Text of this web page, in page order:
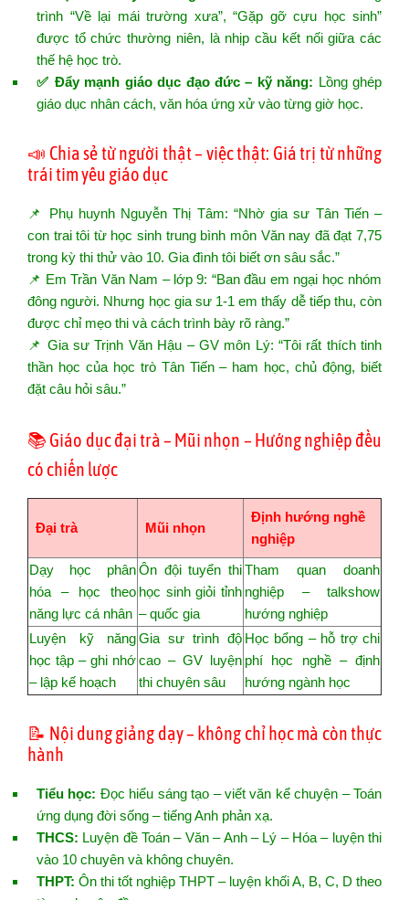
trình “Về lại mái trường xưa”, “Gặp gỡ cựu học sinh”
được tổ chức thường niên, là nhịp cầu kết nối giữa các
thế hệ học trò.
✅ Đẩy mạnh giáo dục đạo đức – kỹ năng: Lồng ghép
giáo dục nhân cách, văn hóa ứng xử vào từng giờ học.
📣 Chia sẻ từ người thật – việc thật: Giá trị từ những
trái tim yêu giáo dục
📌 Phụ huynh Nguyễn Thị Tâm: “Nhờ gia sư Tân Tiến –
con trai tôi từ học sinh trung bình môn Văn nay đã đạt 7,75
trong kỳ thi thử vào 10. Gia đình tôi biết ơn sâu sắc.”
📌 Em Trần Văn Nam – lớp 9: “Ban đầu em ngại học nhóm
đông người. Nhưng học gia sư 1-1 em thấy dễ tiếp thu, còn
được chỉ mẹo thi và cách trình bày rõ ràng.”
📌 Gia sư Trịnh Văn Hậu – GV môn Lý: “Tôi rất thích tinh
thần học của học trò Tân Tiến – ham học, chủ động, biết
đặt câu hỏi sâu.”
📚 Giáo dục đại trà – Mũi nhọn – Hướng nghiệp đều
có chiến lược
Đại trà Mũi nhọn
Định hướng nghề
nghiệp
Dạy học phân
hóa – học theo
năng lực cá nhân
Ôn đội tuyển thi
học sinh giỏi tỉnh
– quốc gia
Tham quan doanh
nghiệp – talkshow
hướng nghiệp
Luyện kỹ năng
học tập – ghi nhớ
– lập kế hoạch
Gia sư trình độ
cao – GV luyện
thi chuyên sâu
Học bổng – hỗ trợ chi
phí học nghề – định
hướng ngành học
📝 Nội dung giảng dạy – không chỉ học mà còn thực
hành
Tiểu học: Đọc hiểu sáng tạo – viết văn kể chuyện – Toán
ứng dụng đời sống – tiếng Anh phản xạ.
THCS: Luyện đề Toán – Văn – Anh – Lý – Hóa – luyện thi
vào 10 chuyên và không chuyên.
THPT: Ôn thi tốt nghiệp THPT – luyện khối A, B, C, D theo